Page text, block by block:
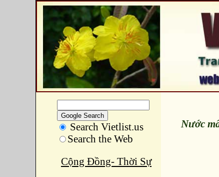
Search Vietlist.us
Search the Web
Cộng Đồng- Thời Sự
Nước